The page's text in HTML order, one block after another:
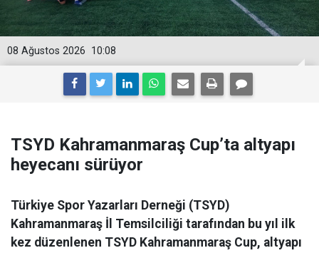
10:08
08 Ağustos 2026
TSYD Kahramanmaraş Cup’ta altyapı
heyecanı sürüyor
Türkiye Spor Yazarları Derneği (TSYD)
Kahramanmaraş İl Temsilciliği tarafından bu yıl ilk
kez düzenlenen TSYD Kahramanmaraş Cup, altyapı